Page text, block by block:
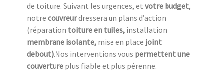
de toiture. Suivant les urgences, et votre budget,
notre couvreurdressera un plans d’action
(réparation toiture en tuiles, installation
membrane isolante, mise en place joint
debout).Nos interventions vous permettent une
couverture plus fiable et plus pérenne.